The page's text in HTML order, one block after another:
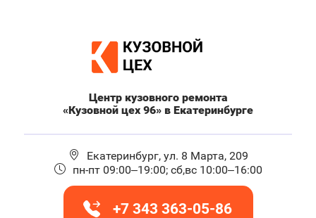
Центр кузовного ремонта
«Кузовной цех 96» в Екатеринбурге
Екатеринбург, ул. 8 Марта, 209
пн-пт 09:00–19:00; сб,вс 10:00–16:00
+7 343 363-05-86